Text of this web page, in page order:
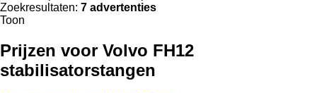
Zoekresultaten: 7 advertenties
Toon
Prijzen voor Volvo FH12
stabilisatorstangen